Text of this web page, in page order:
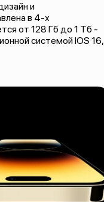
и
в 4-х
от 128 Гб до 1 Тб -
системой IOS 16,